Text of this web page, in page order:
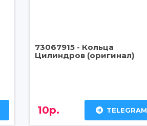
73067915 - Кольца
Цилиндров (оригинал)
10р. TELEGRAM